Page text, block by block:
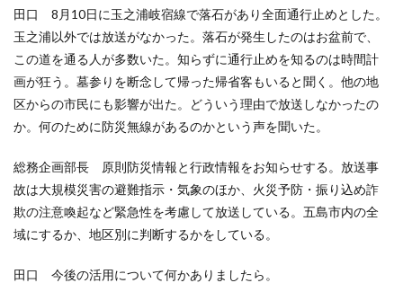
田口 8月10日に玉之浦岐宿線で落石があり全面通行止めとした。
玉之浦以外では放送がなかった。落石が発生したのはお盆前で、
この道を通る人が多数いた。知らずに通行止めを知るのは時間計
画が狂う。墓参りを断念して帰った帰省客もいると聞く。他の地
区からの市民にも影響が出た。どういう理由で放送しなかったの
か。何のために防災無線があるのかという声を聞いた。
総務企画部長 原則防災情報と行政情報をお知らせする。放送事
故は大規模災害の避難指示・気象のほか、火災予防・振り込め詐
欺の注意喚起など緊急性を考慮して放送している。五島市内の全
域にするか、地区別に判断するかをしている。
田口 今後の活用について何かありましたら。